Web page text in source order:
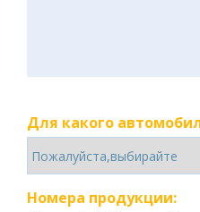
Для какого
Номера продукции: